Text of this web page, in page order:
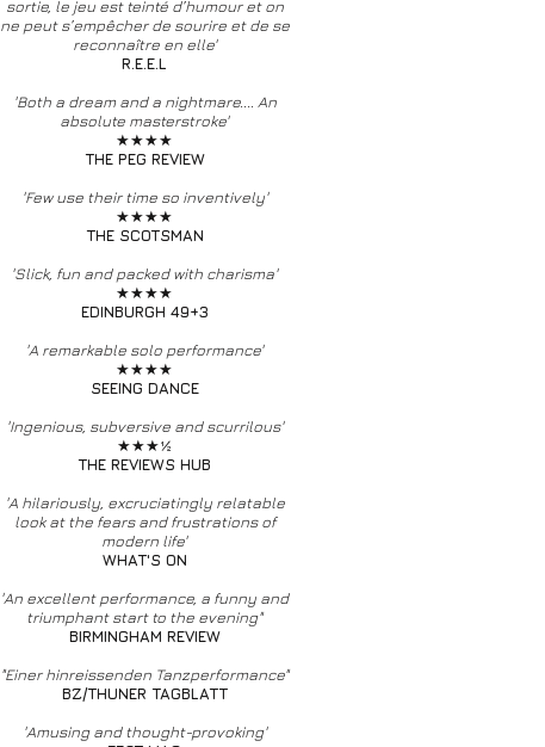
sortie, le jeu estteinté d’humour et on
ne peut s’empêcher de sourire et de se
reconnaître en elle'
R.E.E.L
'Both a dream and a nightmare.... An
absolute masterstroke'
★★★★
THE PEG REVIEW
'Few use their time so inventively'
★★★★
THE SCOTSMAN
'Slick, fun and packed with charisma'
★★★★
EDINBURGH 49+3
'A remarkable solo performance'
★★★★
SEEING DANCE
'Ingenious, subversive and scurrilous'
★★★½
THE REVIEWS HUB
'A hilariously, excruciatingly relatable
look at the fears and frustrations of
modern life'
WHAT'S ON
'An excellent performance, a funny and
triumphant start to the evening"
BIRMINGHAM REVIEW
"Einer hinreissenden Tanzperformance"
BZ/THUNER TAGBLATT
'Amusing and thought-provoking'